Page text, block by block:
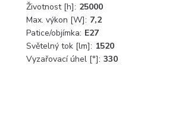
Životnost [h]: 25000
Max. výkon [W]: 7,2
Patice/objímka: E27
Světelný tok [lm]: 1520
Vyzařovací úhel [°]: 330